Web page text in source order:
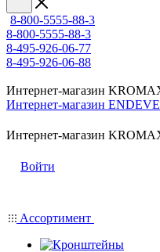
8-800-5555-88-3
8-800-5555-88-3
8-495-926-06-77
8-495-926-06-88
Интернет-магазин
Интернет-магазин
Интернет-магазин
Войти
Ассортимент